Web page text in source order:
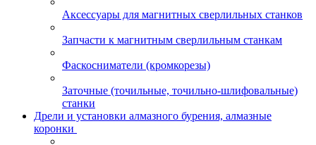
Аксессуары для магнитных сверлильных станков
Запчасти к магнитным сверлильным станкам
Фаскосниматели (кромкорезы)
Заточные (точильные, точильно-шлифовальные)
станки
Дрели и установки алмазного бурения, алмазные
коронки